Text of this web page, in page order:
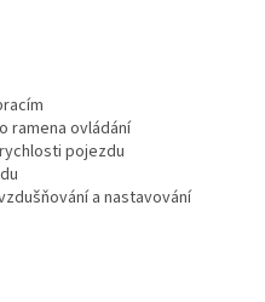
ramena ovládání
pojezdu
a nastavování